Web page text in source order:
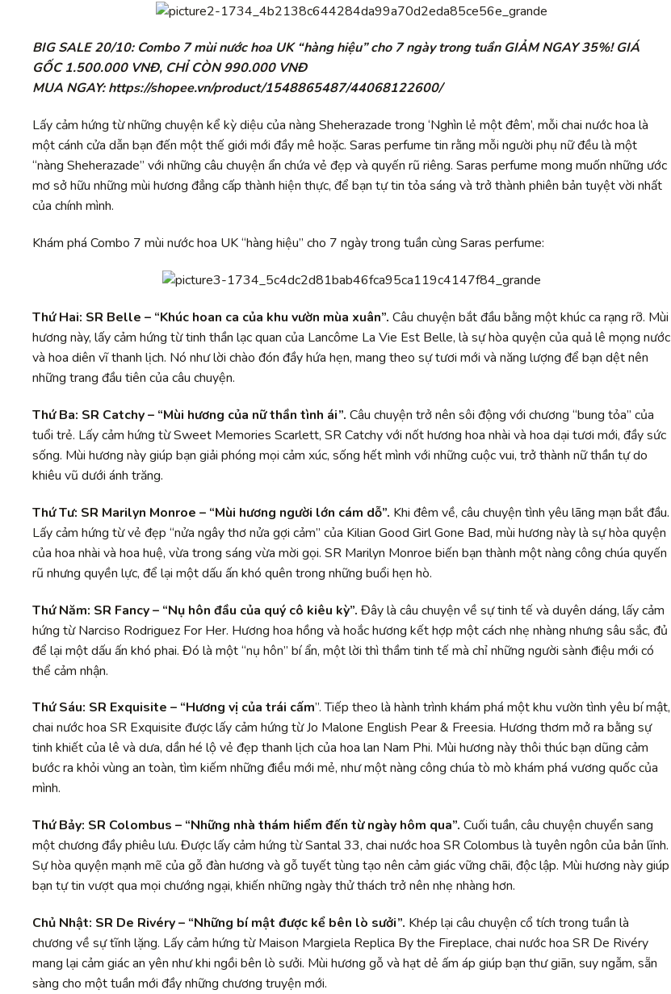
BIG SALE 20/10: Combo 7 mùi nước hoa UK “hàng hiệu” cho 7 ngày trong tuần GIẢM NGAY 35%! GIÁ
GỐC 1.500.000 VNĐ, CHỈ CÒN 990.000 VNĐ
MUA NGAY: https://shopee.vn/product/1548865487/44068122600/
Lấy cảm hứng từ những chuyện kể kỳ diệu của nàng Sheherazade trong ‘Nghìn lẻ một đêm’, mỗi chai nước hoa là
một cánh cửa dẫn bạn đến một thế giới mới đầy mê hoặc. Saras perfume tin rằng mỗi người phụ nữ đều là một
“nàng Sheherazade” với những câu chuyện ẩn chứa vẻ đẹp và quyến rũ riêng. Saras perfume mong muốn những ước
mơ sở hữu những mùi hương đẳng cấp thành hiện thực, để bạn tự tin tỏa sáng và trở thành phiên bản tuyệt vời nhất
của chính mình.
Khám phá Combo 7 mùi nước hoa UK “hàng hiệu” cho 7 ngày trong tuần cùng Saras perfume:
Thứ Hai: SR Belle – “Khúc hoan ca của khu vườn mùa xuân”. Câu chuyện bắt đầu bằng một khúc ca rạng rỡ. Mùi
hương này, lấy cảm hứng từ tinh thần lạc quan của Lancôme La Vie Est Belle, là sự hòa quyện của quả lê mọng nước
và hoa diên vĩ thanh lịch. Nó như lời chào đón đầy hứa hẹn, mang theo sự tươi mới và năng lượng để bạn dệt nên
những trang đầu tiên của câu chuyện.
Thứ Ba: SR Catchy– “Mùi hương của nữ thần tình ái”. Câu chuyện trở nên sôi động với chương “bung tỏa” của
tuổi trẻ. Lấy cảm hứng từ Sweet Memories Scarlett, SR Catchy với nốt hương hoa nhài và hoa dại tươi mới, đầy sức
sống. Mùi hương này giúp bạn giải phóng mọi cảm xúc, sống hết mình với những cuộc vui, trở thành nữ thần tự do
khiêu vũ dưới ánh trăng.
Thứ Tư: SR Marilyn Monroe – “Mùi hương người lớn cám dỗ”. Khi đêm về, câu chuyện tình yêu lãng mạn bắt đầu.
Lấy cảm hứng từ vẻ đẹp “nửa ngây thơ nửa gợi cảm” của Kilian Good Girl Gone Bad, mùi hương này là sự hòa quyện
của hoa nhài và hoa huệ, vừa trong sáng vừa mời gọi. SR Marilyn Monroe biến bạn thành một nàng công chúa quyến
rũ nhưng quyền lực, để lại một dấu ấn khó quên trong những buổi hẹn hò.
Thứ Năm: SR Fancy– “Nụ hôn đầu của quý cô kiêu kỳ”. Đây là câu chuyện về sự tinh tế và duyên dáng, lấy cảm
hứng từ Narciso Rodriguez For Her. Hương hoa hồng và hoắc hương kết hợp một cách nhẹ nhàng nhưng sâu sắc, đủ
để lại một dấu ấn khó phai. Đó là một “nụ hôn” bí ẩn, một lời thì thầm tinh tế mà chỉ những người sành điệu mới có
thể cảm nhận.
Thứ Sáu: SR Exquisite – “Hương vị của trái cấm”. Tiếp theo là hành trình khám phá một khu vườn tình yêu bí mật,
chai nước hoa SR Exquisite được lấy cảm hứng từ Jo Malone English Pear & Freesia. Hương thơm mở ra bằng sự
tinh khiết của lê và dưa, dần hé lộ vẻ đẹp thanh lịch của hoa lan Nam Phi. Mùi hương này thôi thúc bạn dũng cảm
bước ra khỏi vùng an toàn, tìm kiếm những điều mới mẻ, như một nàng công chúa tò mò khám phá vương quốc của
mình.
Thứ Bảy: SR Colombus – “Những nhà thám hiểm đến từ ngày hôm qua”. Cuối tuần, câu chuyện chuyển sang
một chương đầy phiêu lưu. Được lấy cảm hứng từ Santal 33, chai nước hoa SR Colombus là tuyên ngôn của bản lĩnh.
Sự hòa quyện mạnh mẽ của gỗ đàn hương và gỗ tuyết tùng tạo nên cảm giác vững chãi, độc lập. Mùi hương này giúp
bạn tự tin vượt qua mọi chướng ngại, khiến những ngày thử thách trở nên nhẹ nhàng hơn.
Chủ Nhật: SR De Rivéry– “Những bí mật được kể bên lò sưởi”. Khép lại câu chuyện cổ tích trong tuần là
chương về sự tĩnh lặng. Lấy cảm hứng từ Maison Margiela Replica By the Fireplace, chai nước hoa SR De Rivéry
mang lại cảm giác an yên như khi ngồi bên lò sưởi. Mùi hương gỗ và hạt dẻ ấm áp giúp bạn thư giãn, suy ngẫm, sẵn
sàng cho một tuần mới đầy những chương truyện mới.